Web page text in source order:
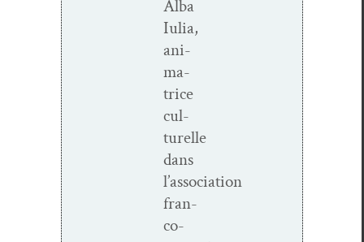
Alba
Iulia,
ani­
ma­
trice
cul­
turelle
dans
l’association
fran­­
co-